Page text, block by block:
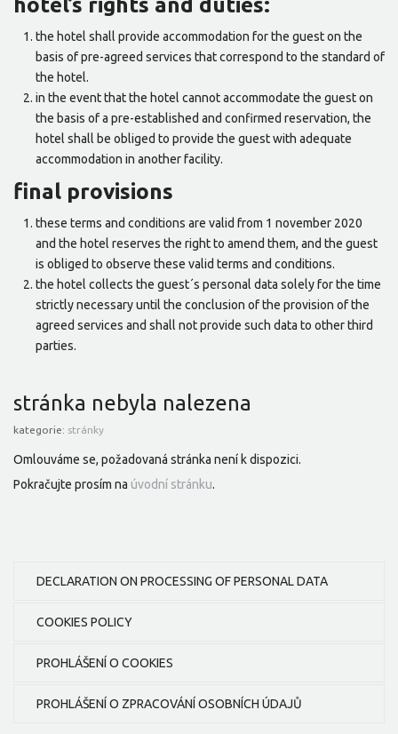
the hotel shall provide accommodation for the guest on the
basis of pre-agreed services that correspond to the standard of
the hotel.
in the event that the hotel cannot accommodate the guest on
the basis of a pre-established and confirmed reservation, the
hotel shall be obliged to provide the guest with adequate
accommodation in another facility.
final provisions
these terms and conditions are valid from 1 november 2020
and the hotel reserves the right to amend them, and the guest
is obliged to observe these valid terms and conditions.
the hotel collects the guest´s personal data solely for the time
strictly necessary until the conclusion of the provision of the
agreed services and shall not provide such data to other third
parties.
stránka nebyla nalezena
kategorie: stránky
Omlouváme se, požadovaná stránka není k dispozici.
Pokračujte prosím na úvodní stránku.
DECLARATION ON PROCESSING OF PERSONAL DATA
COOKIES POLICY
PROHLÁŠENÍ O COOKIES
PROHLÁŠENÍ O ZPRACOVÁNÍ OSOBNÍCH ÚDAJŮ